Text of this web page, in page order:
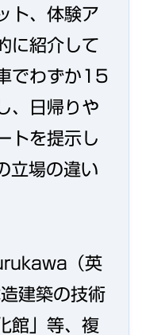
ト、体験ア
に紹介して
でわずか15
、日帰りや
トを提示し
立場の違い
（英
建築の技術
館」等、複